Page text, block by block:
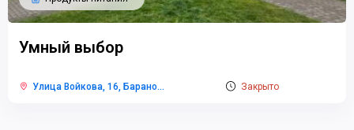
Умный выбор
Улица Войкова, 16, Барано... Закрыто